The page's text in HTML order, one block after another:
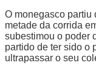
O monegasco partiu
metade da corrida
subestimou o poder
partido de ter sido o
ultrapassar o seu